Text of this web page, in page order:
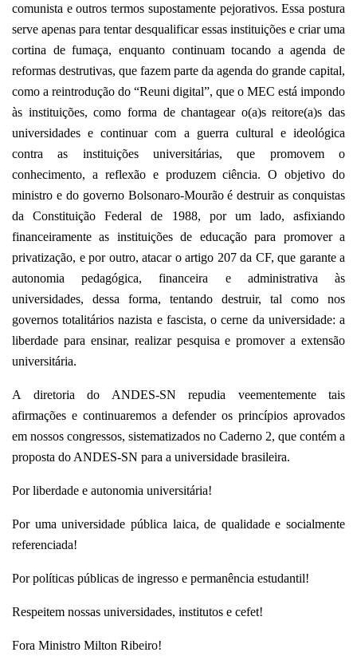
comunista e outros termos supostamente pejorativos. Essa postura
serve apenas para tentar desqualificar essas instituições e criar uma
cortina de fumaça, enquanto continuam tocando a agenda de
reformas destrutivas, que fazem parte da agenda do grande capital,
como a reintrodução do “Reuni digital”, que o MEC está impondo
às instituições, como forma de chantagear o(a)s reitore(a)s das
universidades e continuar com a guerra cultural e ideológica
contra as instituições universitárias, que promovem o
conhecimento, a reflexão e produzem ciência. O objetivo do
ministro e do governo Bolsonaro-Mourão é destruir as conquistas
da Constituição Federal de 1988, por um lado, asfixiando
financeiramente as instituições de educação para promover a
privatização, e por outro, atacar o artigo 207 da CF, que garante a
autonomia pedagógica, financeira e administrativa às
universidades, dessa forma, tentando destruir, tal como nos
governos totalitários nazista e fascista, o cerne da universidade: a
liberdade para ensinar, realizar pesquisa e promover a extensão
universitária.
A diretoria do ANDES-SN repudia veementemente tais
afirmações e continuaremos a defender os princípios aprovados
em nossos congressos, sistematizados no Caderno 2, que contém a
proposta do ANDES-SN para a universidade brasileira.
Por liberdade e autonomia universitária!
Por uma universidade pública laica, de qualidade e socialmente
referenciada!
Por políticas públicas de ingresso e permanência estudantil!
Respeitem nossas universidades, institutos e cefet!
Fora Ministro Milton Ribeiro!